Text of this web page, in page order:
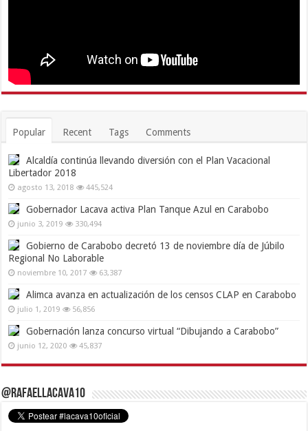
Popular Recent Tags Comments
Alcaldía continúa llevando diversión con el Plan Vacacional
Libertador 2018
agosto 13, 2018 445,524
Gobernador Lacava activa Plan Tanque Azul en Carabobo
junio 3, 2019 330,494
Gobierno de Carabobo decretó 13 de noviembre día de Júbilo
Regional No Laborable
noviembre 10, 2017 63,387
Alimca avanza en actualización de los censos CLAP en Carabobo
julio 1, 2019 56,856
Gobernación lanza concurso virtual “Dibujando a Carabobo”
junio 12, 2020 45,837
@RafaelLacava10